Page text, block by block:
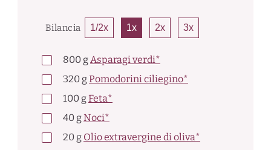
Bilancia 1/2x 1x 2x 3x
800 gAsparagi verdi*
320 gPomodorini ciliegino*
100 gFeta*
40 gNoci*
20 g Olio extravergine di oliva*